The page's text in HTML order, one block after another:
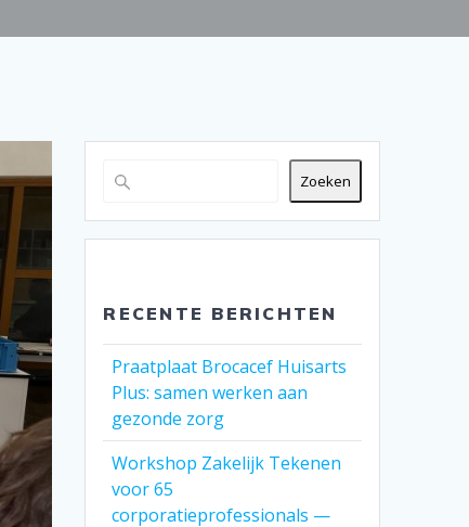
Zoeken
RECENTE BERICHTEN
Praatplaat Brocacef Huisarts
Plus: samen werken aan
gezonde zorg
Workshop Zakelijk Tekenen
voor 65
corporatieprofessionals —